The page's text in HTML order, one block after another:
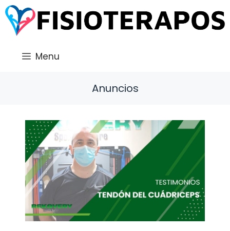
Saltar
al
contenido
Menu
Anuncios